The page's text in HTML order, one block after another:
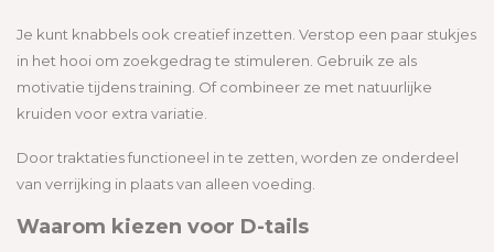
Je kunt knabbels ook creatief inzetten. Verstop een paar stukjes
in het hooi om zoekgedrag te stimuleren. Gebruik ze als
motivatie tijdens training. Of combineer ze met natuurlijke
kruiden voor extra variatie.
Door traktaties functioneel in te zetten, worden ze onderdeel
van verrijking in plaats van alleen voeding.
Waarom kiezen voor D-tails